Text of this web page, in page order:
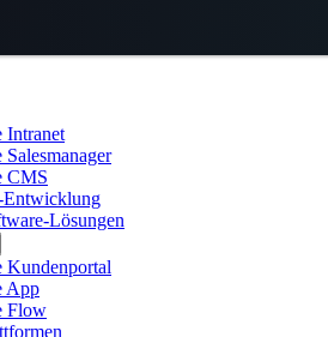
Intranet
CMS
Entwicklung
Lösungen
Kundenportal
App
Flow